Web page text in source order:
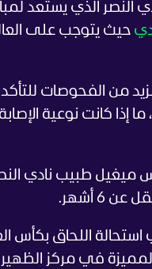
النصر الذي يستعد
حيث يتوجب على
من الفحوصات
إذا كانت نوعية
ميغيل طبيب نادي
6 أشهر.
الـ32 عامًا فهذا يعني
المميزة في مركز